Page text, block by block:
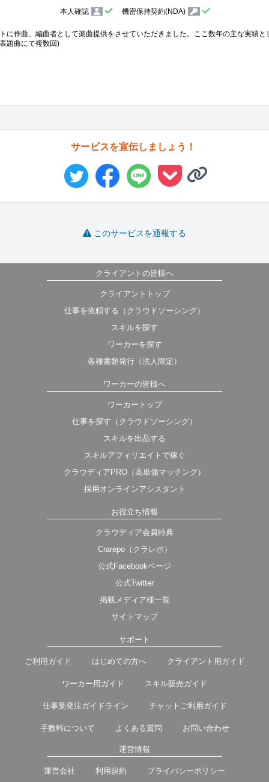
本人確認
機密保持契約(NDA)
に作曲、編曲者として楽曲提供をさせていただきました。ここ数年の主な実績と
題曲にて複数回)
サービスを宣伝しましょう！
このサービスを通報する
クライアントの皆様へ
クライアントトップ
仕事を依頼する（クラウドソーシング）
スキルを探す
ワーカーを探す
各種書類発行（法人限定）
ワーカーの皆様へ
ワーカートップ
仕事を探す（クラウドソーシング）
スキルを出品する
スキルアフィリエイトで稼ぐ
クラウディアPRO（高単価マッチング）
採用オンラインアシスタント
お役立ち情報
クラウディア会員特典
Crarepo（クラレポ）
公式Facebookページ
公式Twitter
掲載メディア様一覧
サイトマップ
サポート
ご利用ガイド はじめての方へ クライアント用ガイド
ワーカー用ガイド スキル販売ガイド
仕事受発注ガイドライン チャットご利用ガイド
手数料について よくある質問 お問い合わせ
運営情報
運営会社 利用規約 プライバシーポリシー